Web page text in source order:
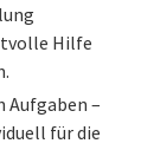
Hilfe
Aufgaben –
für die